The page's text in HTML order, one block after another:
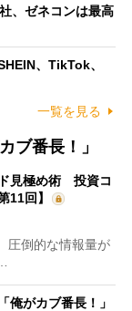
、ゼネコンは最高
、TikTok、
一覧を見る
ブ番長！」
見極め術 投資コ
11回】
圧倒的な情報量が
がカブ番長！」